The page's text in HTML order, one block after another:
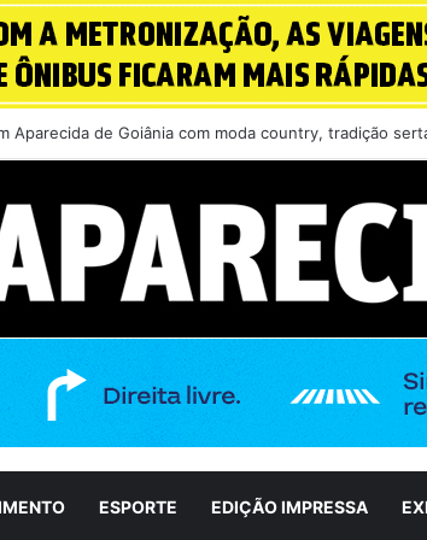
diante da previsão de ventos de até 55 km/h
ESPORTE EDIÇÃO IMPRESSA